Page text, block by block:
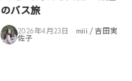
のバス旅
2026年4月23日
miii / 吉田実
佐子